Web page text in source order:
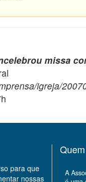
missa
igreja/
para que
nossas
A